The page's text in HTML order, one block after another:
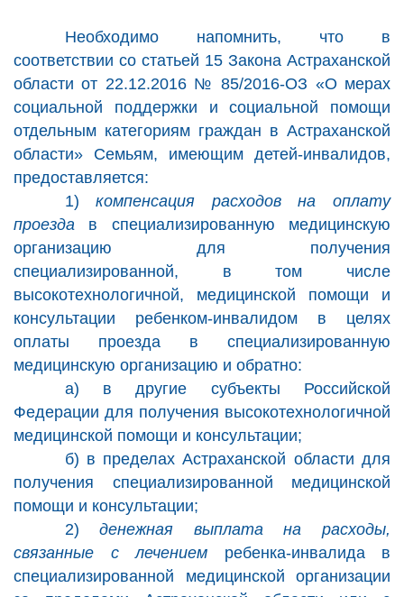
Необходимо напомнить, что в
соответствии со статьей 15 Закона Астраханской
области от 22.12.2016 № 85/2016-ОЗ «О мерах
социальной поддержки и социальной помощи
отдельным категориям граждан в Астраханской
области» Семьям, имеющим детей-инвалидов,
предоставляется:
1)компенсация расходов на оплату
проезда в специализированную медицинскую
организацию для получения
специализированной, в том числе
высокотехнологичной, медицинской помощи и
консультации ребенком-инвалидом в целях
оплаты проезда в специализированную
медицинскую организацию и обратно:
а) в другие субъекты Российской
Федерации для получения высокотехнологичной
медицинской помощи и консультации;
б) в пределах Астраханской области для
получения специализированной медицинской
помощи и консультации;
2)денежная выплата на расходы,
связанные с лечением ребенка-инвалида в
специализированной медицинской организации